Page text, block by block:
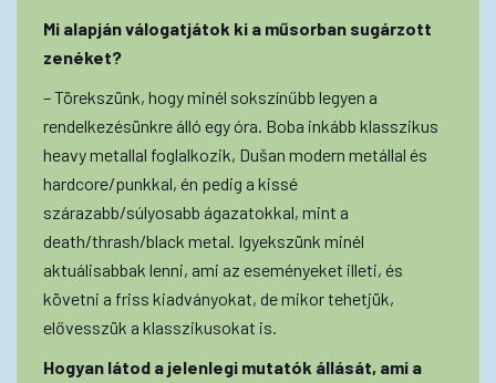
Mi alapján válogatjátok ki a műsorban sugárzott
zenéket?
– Törekszünk, hogy minél sokszínűbb legyen a
rendelkezésünkre álló egy óra. Boba inkább klasszikus
heavy metallal foglalkozik, Dušan modern metállal és
hardcore/punkkal, én pedig a kissé
szárazabb/súlyosabb ágazatokkal, mint a
death/thrash/black metal. Igyekszünk minél
aktuálisabbak lenni, ami az eseményeket illeti, és
követni a friss kiadványokat, de mikor tehetjük,
elővesszük a klasszikusokat is.
Hogyan látod a jelenlegi mutatók állását, ami a